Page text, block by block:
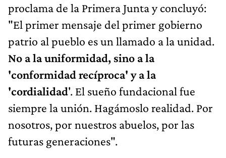
proclama de la Primera Junta y concluyó:
"El primer mensaje del primer gobierno
patrio al pueblo es un llamado a la unidad.
No a la uniformidad, sino a la
'conformidad recíproca' y a la
'cordialidad'. El sueño fundacional fue
siempre la unión. Hagámoslo realidad. Por
nosotros, por nuestros abuelos, por las
futuras generaciones".